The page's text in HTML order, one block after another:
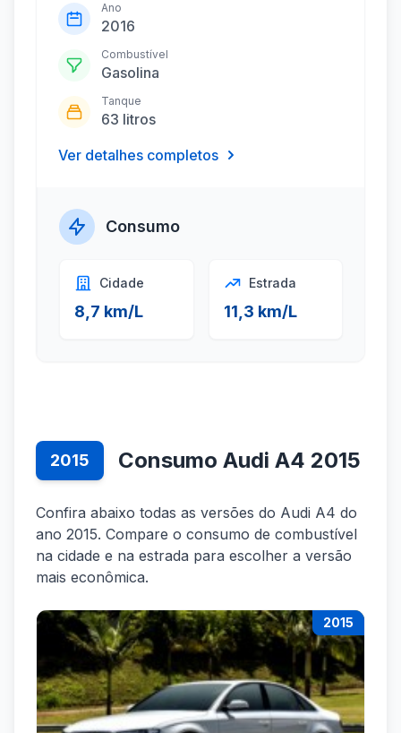
Ano
2016
Combustível
Gasolina
Tanque
63 litros
Ver detalhes completos
Consumo
Cidade
8,7 km/L
Estrada
11,3 km/L
2015 Consumo Audi A4 2015
Confira abaixo todas as versões do Audi A4 do
ano 2015. Compare o consumo de combustível
na cidade e na estrada para escolher a versão
mais econômica.
2015